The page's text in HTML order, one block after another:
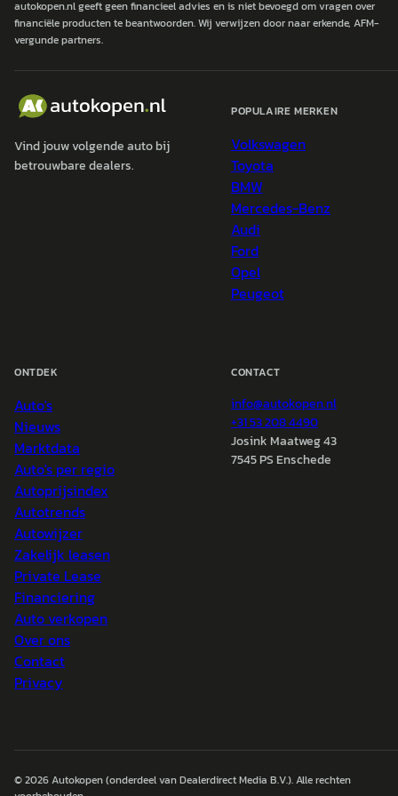
autokopen.nl geeft geen financieel advies en is niet bevoegd om vragen over
financiële producten te beantwoorden. Wij verwijzen door naar erkende, AFM-
vergunde partners.
Vind jouw volgende auto bij
betrouwbare dealers.
POPULAIRE MERKEN
Volkswagen
Toyota
BMW
Mercedes-Benz
Audi
Ford
Opel
Peugeot
ONTDEK
Auto's
Nieuws
Marktdata
Auto's per regio
Autoprijsindex
Autotrends
Autowijzer
Zakelijk leasen
Private Lease
Financiering
Auto verkopen
Over ons
Contact
Privacy
CONTACT
info@autokopen.nl
+31 53 208 4490
Josink Maatweg 43
7545 PS Enschede
© 2026Autokopen(onderdeel van Dealerdirect Media B.V.). Alle rechten